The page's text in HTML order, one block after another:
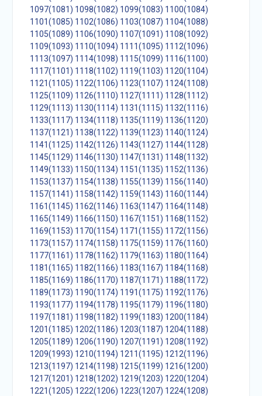
1097(1081) 1098(1082) 1099(1083) 1100(1084)
1101(1085) 1102(1086) 1103(1087) 1104(1088)
1105(1089) 1106(1090) 1107(1091) 1108(1092)
1109(1093) 1110(1094) 1111(1095) 1112(1096)
1113(1097) 1114(1098) 1115(1099) 1116(1100)
1117(1101) 1118(1102) 1119(1103) 1120(1104)
1121(1105) 1122(1106) 1123(1107) 1124(1108)
1125(1109) 1126(1110) 1127(1111) 1128(1112)
1129(1113) 1130(1114) 1131(1115) 1132(1116)
1133(1117) 1134(1118) 1135(1119) 1136(1120)
1137(1121) 1138(1122) 1139(1123) 1140(1124)
1141(1125) 1142(1126) 1143(1127) 1144(1128)
1145(1129) 1146(1130) 1147(1131) 1148(1132)
1149(1133) 1150(1134) 1151(1135) 1152(1136)
1153(1137) 1154(1138) 1155(1139) 1156(1140)
1157(1141) 1158(1142) 1159(1143) 1160(1144)
1161(1145) 1162(1146) 1163(1147) 1164(1148)
1165(1149) 1166(1150) 1167(1151) 1168(1152)
1169(1153) 1170(1154) 1171(1155) 1172(1156)
1173(1157) 1174(1158) 1175(1159) 1176(1160)
1177(1161) 1178(1162) 1179(1163) 1180(1164)
1181(1165) 1182(1166) 1183(1167) 1184(1168)
1185(1169) 1186(1170) 1187(1171) 1188(1172)
1189(1173) 1190(1174) 1191(1175) 1192(1176)
1193(1177) 1194(1178) 1195(1179) 1196(1180)
1197(1181) 1198(1182) 1199(1183) 1200(1184)
1201(1185) 1202(1186) 1203(1187) 1204(1188)
1205(1189) 1206(1190) 1207(1191) 1208(1192)
1209(1993) 1210(1194) 1211(1195) 1212(1196)
1213(1197) 1214(1198) 1215(1199) 1216(1200)
1217(1201) 1218(1202) 1219(1203) 1220(1204)
1221(1205) 1222(1206) 1223(1207) 1224(1208)